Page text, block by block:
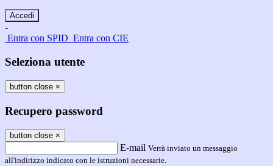
-
Entra con SPID Entra con CIE
Seleziona utente
button close ×
Recupero password
button close ×
E-mail Verrà inviato un messaggio
all'indirizzo indicato con le istruzioni necessarie.